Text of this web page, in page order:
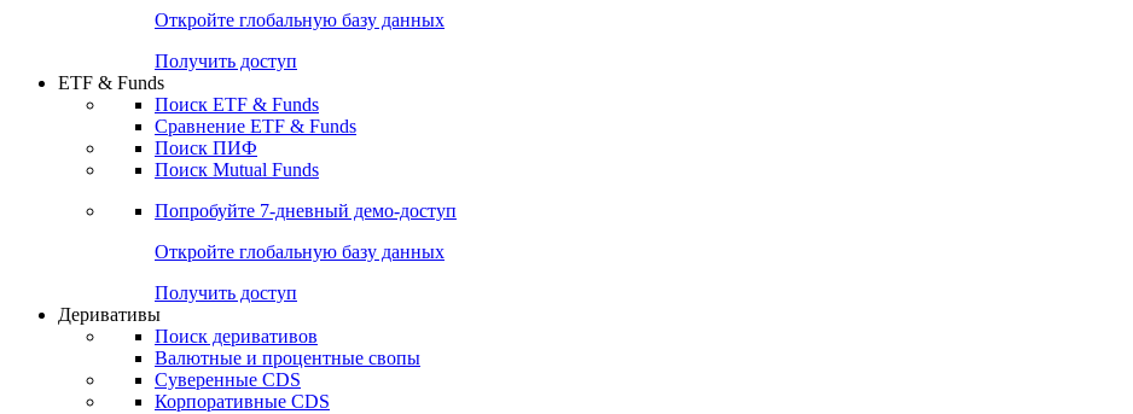
Откройте глобальную базу данных
Получить доступ
ETF & Funds
Поиск ETF & Funds
Сравнение ETF & Funds
Поиск ПИФ
Поиск Mutual Funds
Попробуйте 7-дневный демо-доступ
Откройте глобальную базу данных
Получить доступ
Деривативы
Поиск деривативов
Валютные и процентные свопы
Суверенные CDS
Корпоративные CDS